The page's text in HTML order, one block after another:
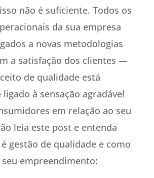
não é suficiente. Todos os
da sua empresa
a novas metodologias
a satisfação dos clientes —
de qualidade está
à sensação agradável
em relação ao seu
leia este post e entenda
gestão de qualidade e como
empreendimento: